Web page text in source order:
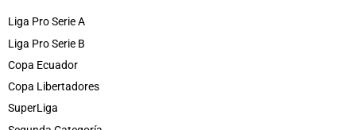
Liga Pro Serie A
Liga Pro Serie B
Copa Ecuador
Copa Libertadores
SuperLiga